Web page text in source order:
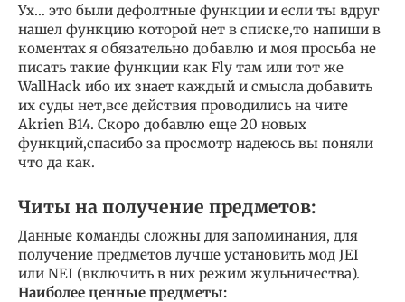
Ух… это были дефолтные функции и если ты вдруг
нашел функцию которой нет в списке,то напиши в
коментах я обязательно добавлю и моя просьба не
писать такие функции как Fly там или тот же
WallHack ибо их знает каждый и смысла добавить
их суды нет,все действия проводились на чите
Akrien B14. Скоро добавлю еще 20 новых
функций,спасибо за просмотр надеюсь вы поняли
что да как.
Читы на получение предметов:
Данные команды сложны для запоминания, для
получение предметов лучше установить мод JEI
или NEI (включить в них режим жульничества).
Наиболее ценные предметы: